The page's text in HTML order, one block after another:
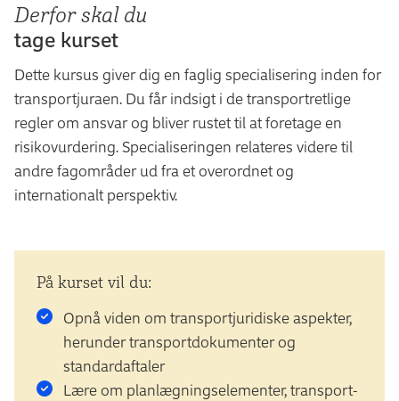
Derfor skal du
tage kurset
Dette kursus giver dig en faglig specialisering inden for
transportjuraen. Du får indsigt i de transportretlige
regler om ansvar og bliver rustet til at foretage en
risikovurdering. Specialiseringen relateres videre til
andre fagområder ud fra et overordnet og
internationalt perspektiv.
På kurset vil du:
Opnå viden om transportjuridiske aspekter,
herunder transportdokumenter og
standardaftaler
Lære om planlægningselementer, transport-